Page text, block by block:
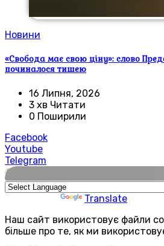
Новини
«Свобода має свою ціну»: слово
починалося тишею
16 Липня, 2026
3 хв Читати
0 Поширили
Facebook
Youtube
Telegram
🌍
Translate
Наш сайт використовує файли
більше про те, як ми